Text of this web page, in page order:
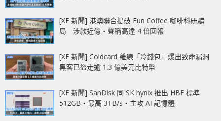
[XF 新聞] 港澳聯合搗破 Fun Coffee 咖啡科研騙
局 涉款近億‧聲稱高達 4 倍回報
[XF 新聞] Coldcard 離線「冷錢包」爆出致命漏洞
黑客已盜走逾 1.3 億美元比特幣
[XF 新聞] SanDisk 同 SK hynix 推出 HBF 標準
512GB‧最高 3TB/s‧主攻 AI 記憶體